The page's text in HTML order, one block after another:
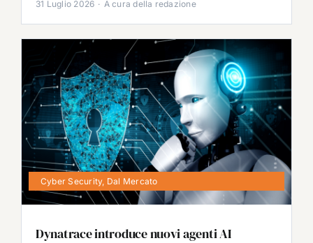
31 Luglio 2026 · A cura della redazione
Cyber Security, Dal Mercato
Dynatrace introduce nuovi agenti AI